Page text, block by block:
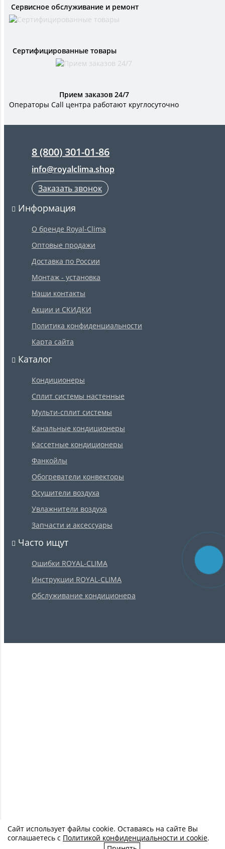
Сервисное обслуживание и ремонт
Сертифицированные товары
Прием заказов 24/7
Операторы Call центра работают круглосуточно
8 (800) 301-01-86
info@royalclima.shop
Заказать звонок
Информация
О бренде Royal-Clima
Оптовые продажи
Доставка по России
Монтаж - установка
Наши контакты
Акции и СКИДКИ
Политика конфиденциальности
Карта сайта
Каталог
Кондиционеры
Сплит системы настенные
Мульти-сплит системы
Канальные кондиционеры
Кассетные кондиционеры
Фанкойлы
Обогреватели конвекторы
Осушители воздуха
Увлажнители воздуха
Запчасти и аксессуары
Часто ищут
Ошибки ROYAL-CLIMA
Инструкции ROYAL-CLIMA
Обслуживание кондиционера
Сайт использует файлы cookie. Оставаясь на сайте Вы
соглашаетесь с Политикой конфиденциальности и cookie.